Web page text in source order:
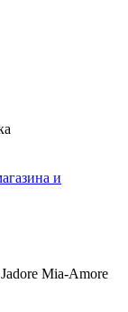
и
Mia-Amore